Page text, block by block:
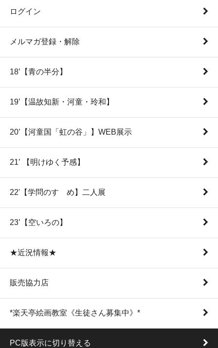
ログイン
メルマガ登録・解除
18’【青の半分】
19’【温故知新・河童・玲和】
20’【河童国「虹の谷」】WEB展示
21’ 【明けゆく予感】
22'【学問のすゝめ】二人展
23’【空いろの】
★近況情報★
販売協力店
*楽天亭絵画教室《生徒さん募集中》*
PC版表示に切り替える